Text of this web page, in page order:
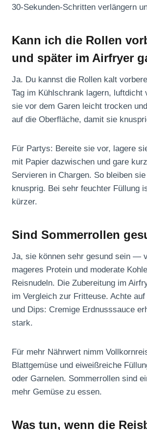
30‑Sekunden-Schritten verlängern
Kann ich die Rollen
und später im Airfryer
Ja. Du kannst die Rollen kalt
Tag im Kühlschrank lagern, luftdicht
sie vor dem Garen leicht trocken
auf die Oberfläche, damit sie
Für Partys: Bereite sie vor, lagere
mit Papier dazwischen und gare
Servieren in Chargen. So bleiben
knusprig. Bei sehr feuchter Füllung
kürzer.
Sind Sommerrollen
Ja, sie können sehr gesund sein —
mageres Protein und moderate
Reisnudeln. Die Zubereitung im
im Vergleich zur Fritteuse. Achte
und Dips: Cremige Erdnusssauce
stark.
Für mehr Nährwert nimm
Blattgemüse und eiweißreiche
oder Garnelen. Sommerrollen sind
mehr Gemüse zu essen.
Was tun, wenn die